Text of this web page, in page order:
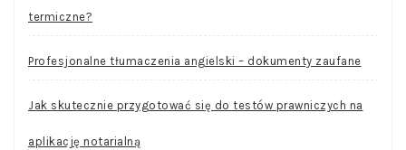
termiczne?
Profesjonalne tłumaczenia angielski – dokumenty zaufane
Jak skutecznie przygotować się do testów prawniczych na
aplikację notarialną